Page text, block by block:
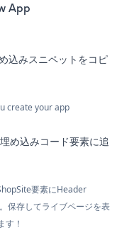
App
みスニペットをコピ
create your app
め込みコード要素に追
要素にHeader
保存してライブページを表
す！